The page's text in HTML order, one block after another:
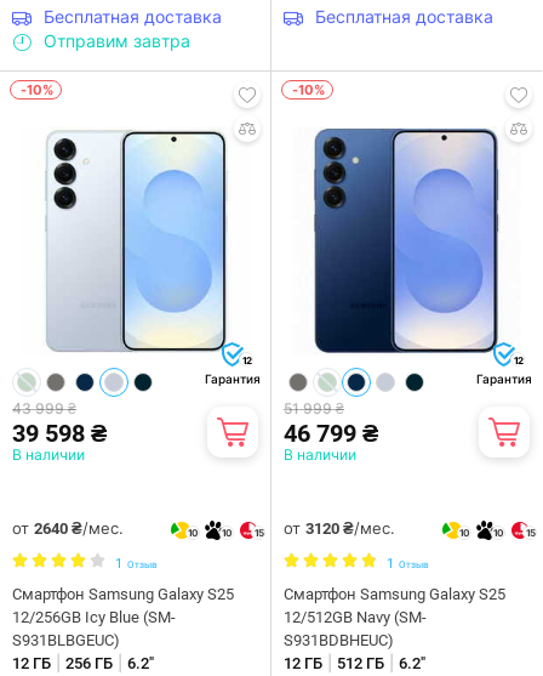
Бесплатная доставка
Отправим завтра
Бесплатная доставка
-10%
12
Гарантия
43 999 ₴
39 598 ₴
В наличии
от 2640 ₴/мес. 10 10 15
1 Отзыв
Смартфон Samsung Galaxy S25
12/256GB Icy Blue (SM-
S931BLBGEUC)
12 ГБ
256 ГБ 6.2"
-10%
12
Гарантия
51 999 ₴
46 799 ₴
В наличии
от 3120 ₴/мес. 10 10 15
1 Отзыв
Смартфон Samsung Galaxy S25
12/512GB Navy (SM-
S931BDBHEUC)
12 ГБ
512 ГБ 6.2"